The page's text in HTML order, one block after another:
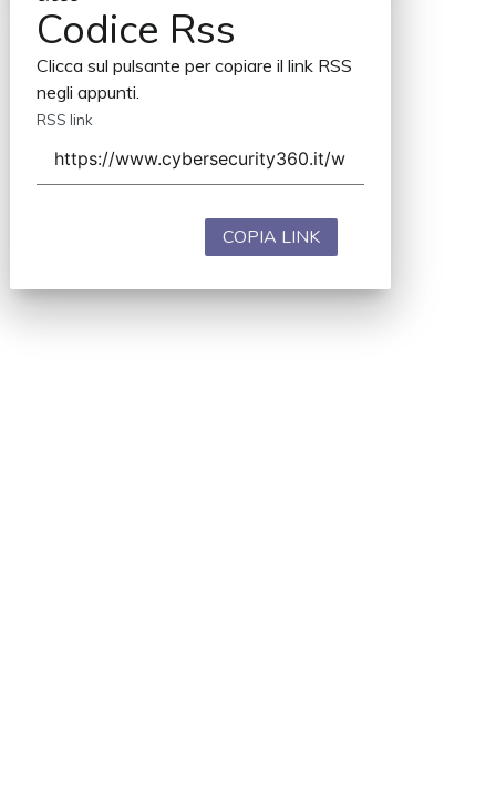
Codice Rss
Clicca sul pulsante per copiare il link RSS
negli appunti.
RSS link
COPIA LINK